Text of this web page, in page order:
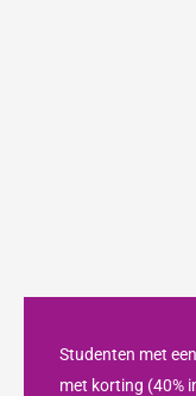
Studenten met
met korting (40%